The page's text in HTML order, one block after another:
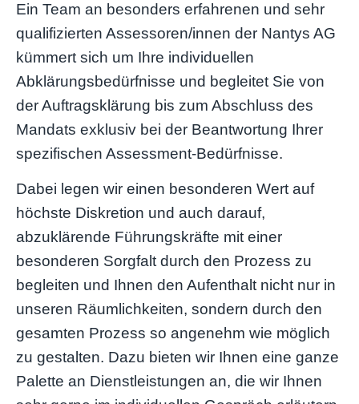
Ein Team an besonders erfahrenen und sehr
qualifizierten Assessoren/innen der Nantys AG
kümmert sich um Ihre individuellen
Abklärungsbedürfnisse und begleitet Sie von
der Auftragsklärung bis zum Abschluss des
Mandats exklusiv bei der Beantwortung Ihrer
spezifischen Assessment-Bedürfnisse.
Dabei legen wir einen besonderen Wert auf
höchste Diskretion und auch darauf,
abzuklärende Führungskräfte mit einer
besonderen Sorgfalt durch den Prozess zu
begleiten und Ihnen den Aufenthalt nicht nur in
unseren Räumlichkeiten, sondern durch den
gesamten Prozess so angenehm wie möglich
zu gestalten. Dazu bieten wir Ihnen eine ganze
Palette an Dienstleistungen an, die wir Ihnen